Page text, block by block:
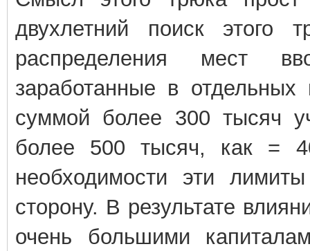
двухлетний поиск этого
распределения мест
заработанные в
суммой более 300 тысяч
более 500 тысяч, как =
необходимости эти
сторону. В результате
очень большими